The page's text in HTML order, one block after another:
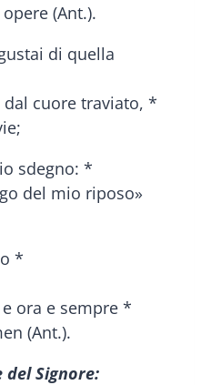
(Ant.).
di quella
cuore traviato, *
sdegno: *
del mio riposo»
*
ora e sempre *
(Ant.).
del Signore: